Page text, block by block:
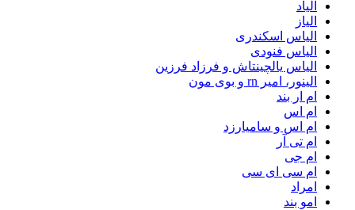
الیاد
الیاز
الیاس اسکندری
الیاس فنودی
الیاس یالچینتاش و فرزاد فرزین
الینور، امیر rn و بوی مون
ام‌ ار بند
ام اس
ام اس و سامیارزد
ام تی آر
ام جی
ام سی ای سی
امراد
امو بند